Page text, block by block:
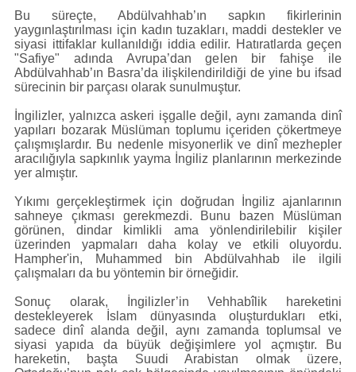
Bu süreçte, Abdülvahhab’ın sapkın fikirlerinin
yaygınlaştırılması için kadın tuzakları, maddi destekler ve
siyasi ittifaklar kullanıldığı iddia edilir. Hatıratlarda geçen
"Safiye" adında Avrupa’dan gelen bir fahişe ile
Abdülvahhab’ın Basra’da ilişkilendirildiği de yine bu ifsad
sürecinin bir parçası olarak sunulmuştur.
İngilizler, yalnızca askeri işgalle değil, aynı zamanda dinî
yapıları bozarak Müslüman toplumu içeriden çökertmeye
çalışmışlardır. Bu nedenle misyonerlik ve dinî mezhepler
aracılığıyla sapkınlık yayma İngiliz planlarının merkezinde
yer almıştır.
Yıkımı gerçekleştirmek için doğrudan İngiliz ajanlarının
sahneye çıkması gerekmezdi. Bunu bazen Müslüman
görünen, dindar kimlikli ama yönlendirilebilir kişiler
üzerinden yapmaları daha kolay ve etkili oluyordu.
Hampher'in, Muhammed bin Abdülvahhab ile ilgili
çalışmaları da bu yöntemin bir örneğidir.
Sonuç olarak, İngilizler’in Vehhabîlik hareketini
destekleyerek İslam dünyasında oluşturdukları etki,
sadece dinî alanda değil, aynı zamanda toplumsal ve
siyasi yapıda da büyük değişimlere yol açmıştır. Bu
hareketin, başta Suudi Arabistan olmak üzere,